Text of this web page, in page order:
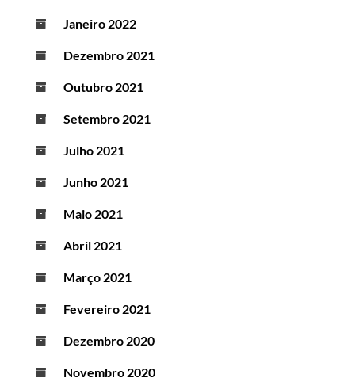
Janeiro 2022
Dezembro 2021
Outubro 2021
Setembro 2021
Julho 2021
Junho 2021
Maio 2021
Abril 2021
Março 2021
Fevereiro 2021
Dezembro 2020
Novembro 2020